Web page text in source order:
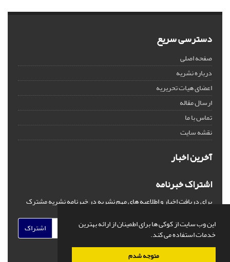
این وب سایت از کوکی ها برای اطمینان از ارائه بهترین
خدمات استفاده می کند.
متوجه شدم
دسترسی سریع
صفحه اصلی
درباره نشریه
اعضای هیات تحریریه
ارسال مقاله
تماس با ما
نقشه سایت
آخرین اخبار
اشتراک خبرنامه
برای دریافت اخبار و اطلاعیه های مهم نشریه در خبرنامه نشریه مشترک
اشتراک